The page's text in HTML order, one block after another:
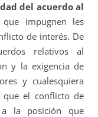
del acuerdo al
impugnen les
de interés. De
relativos al
y la exigencia de
y cualesquiera
el conflicto de
a la posición que